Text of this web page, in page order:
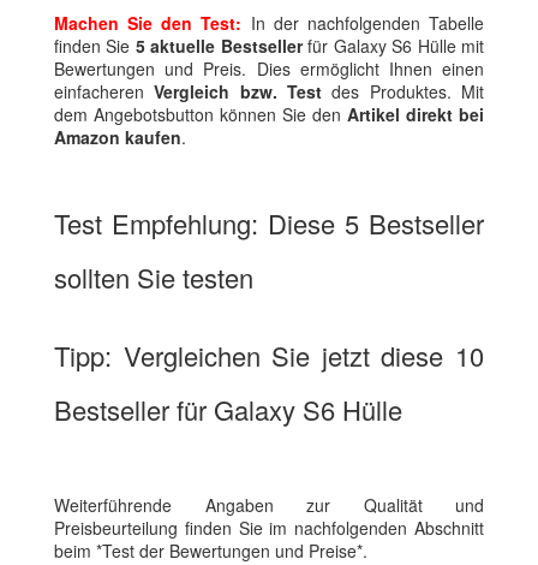
Machen Sie den Test: In der nachfolgenden Tabelle
finden Sie 5 aktuelle Bestsellerfür Galaxy S6 Hülle mit
Bewertungen und Preis. Dies ermöglicht Ihnen einen
einfacherenVergleich bzw. Test des Produktes. Mit
dem Angebotsbutton können Sie den Artikel direkt bei
Amazon kaufen.
Test Empfehlung: Diese 5 Bestseller
sollten Sie testen
Tipp: Vergleichen Sie jetzt diese 10
Bestseller für Galaxy S6 Hülle
Weiterführende Angaben zur Qualität und
Preisbeurteilung finden Sie im nachfolgenden Abschnitt
beim *Test der Bewertungen und Preise*.